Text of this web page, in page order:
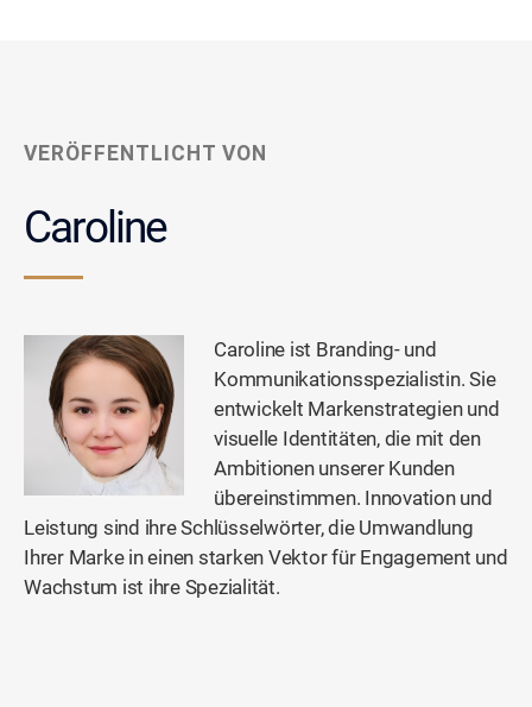
VERÖFFENTLICHT VON
Caroline
Caroline ist Branding- und
Kommunikationsspezialistin. Sie
entwickelt Markenstrategien und
visuelle Identitäten, die mit den
Ambitionen unserer Kunden
übereinstimmen. Innovation und
Leistung sind ihre Schlüsselwörter, die Umwandlung
Ihrer Marke in einen starken Vektor für Engagement und
Wachstum ist ihre Spezialität.